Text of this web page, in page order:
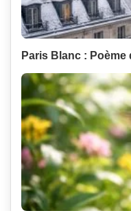
Paris Blanc :